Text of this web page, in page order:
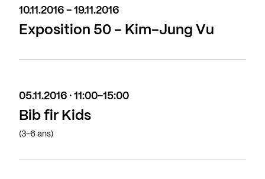
10.11.2016 - 19.11.2016
Exposition 50 - Kim-Jung Vu
05.11.2016 · 11:00-15:00
Bib fir Kids
(3-6 ans)